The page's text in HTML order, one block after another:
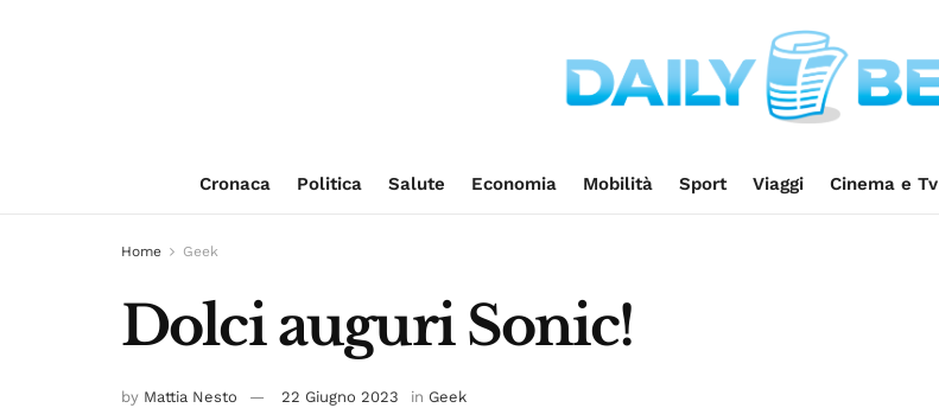
Cronaca Politica Salute Economia Mobilità Sport Viaggi Cinema e Tv
Home Geek
Dolci auguri Sonic!
by Mattia Nesto 22 Giugno 2023 in Geek